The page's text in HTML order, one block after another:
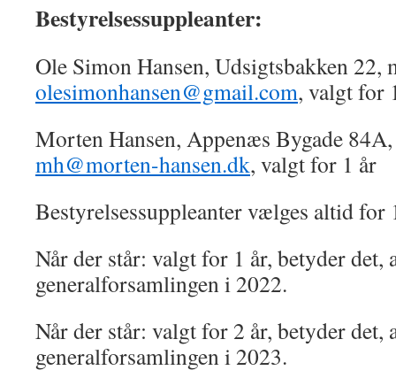
Bestyrelsessuppleanter:
Ole Simon Hansen, Udsigtsbakken 22,
olesimonhansen@gmail.com, valgt for
Morten Hansen, Appenæs Bygade
mh@morten-hansen.dk, valgt for 1 år
Bestyrelsessuppleanter vælges altid for
Når der står: valgt for 1 år, betyder det,
generalforsamlingen i 2022.
Når der står: valgt for 2 år, betyder det,
generalforsamlingen i 2023.